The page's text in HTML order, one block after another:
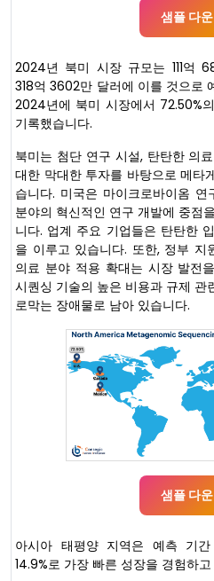
샘플 다
2024년 북미 시장 규모는 111억
318억 3602만 달러에 이를 것으로
2024년에 북미 시장에서 72.50%
기록했습니다.
북미는 첨단 연구 시설, 탄탄한 의
대한 막대한 투자를 바탕으로 메타
습니다. 미국은 마이크로바이옴
분야의 혁신적인 연구 개발에 중점
니다. 업계 주요 기업들은 탄탄한
을 이루고 있습니다. 또한, 정부 지
의료 분야 적용 확대는 시장 발전
시퀀싱 기술의 높은 비용과 규제 관
로막는 장애물로 남아 있습니다.
샘플 다
아시아 태평양 지역은 예측 기
14.9%로 가장 빠른 성장을 경험하